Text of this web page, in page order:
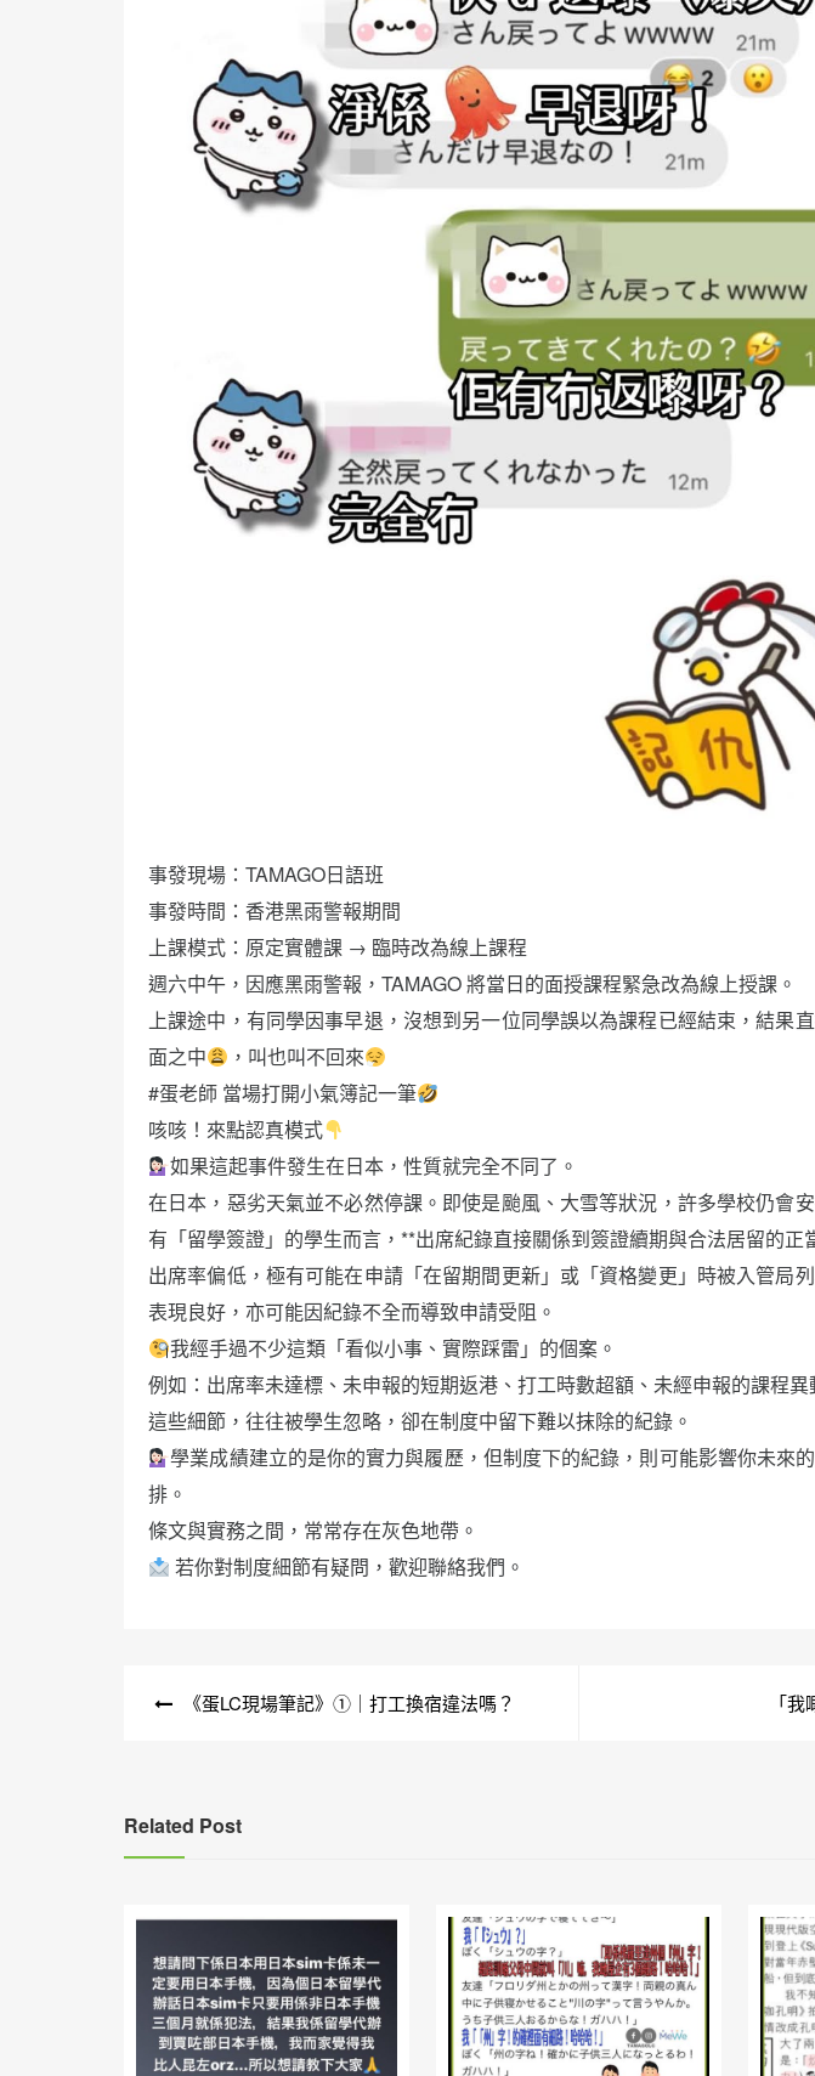
事發現場：TAMAGO日語班
事發時間：香港黑雨警報期間
上課模式：原定實體課 → 臨時改為線上課程
週六中午，因應黑雨警報，TAMAGO 將當日的面授課程緊急改為線上授課。
上課途中，有同學因事早退，沒想到另一位同學誤以為課程已經結束，結果
面之中
，叫也叫不回來
#蛋老師 當場打開小氣簿記一筆
咳咳！來點認真模式
如果這起事件發生在日本，性質就完全不同了。
在日本，惡劣天氣並不必然停課。即使是颱風、大雪等狀況，許多學校仍會
有「留學簽證」的學生而言，**出席紀錄直接關係到簽證續期與合法居留的正
出席率偏低，極有可能在申請「在留期間更新」或「資格變更」時被入管局
表現良好，亦可能因紀錄不全而導致申請受阻。
我經手過不少這類「看似小事、實際踩雷」的個案。
例如：出席率未達標、未申報的短期返港、打工時數超額、未經申報的課程
這些細節，往往被學生忽略，卻在制度中留下難以抹除的紀錄。
學業成績建立的是你的實力與履歷，但制度下的紀錄，則可能影響你未來
排。
條文與實務之間，常常存在灰色地帶。
若你對制度細節有疑問，歡迎聯絡我們。
《蛋LC現場筆記》①｜打工換宿違法嗎？ 「
Related Post